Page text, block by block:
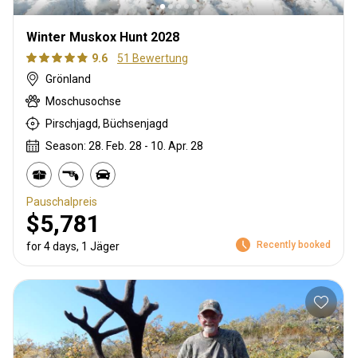
Winter Muskox Hunt 2028
9.6
51 Bewertung
Grönland
Moschusochse
Pirschjagd, Büchsenjagd
Season: 28. Feb. 28 - 10. Apr. 28
Pauschalpreis
$5,781
for 4 days, 1 Jäger Recently booked